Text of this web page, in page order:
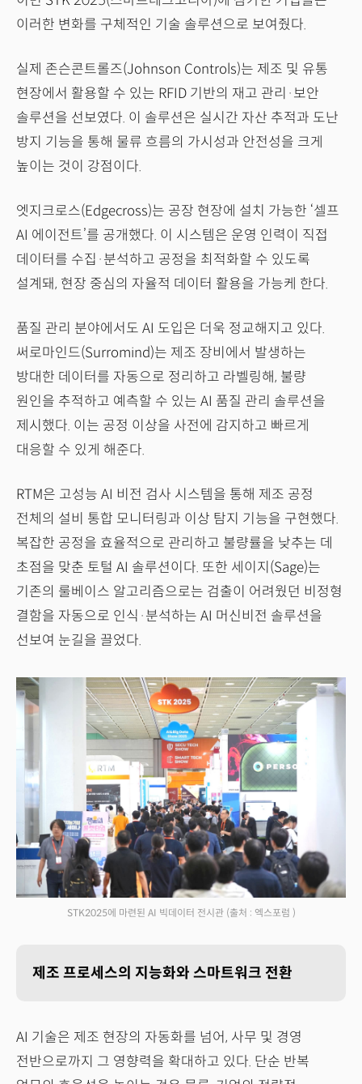
이러한 변화를 구체적인 기술 솔루션으로 보여줬다.
실제 존슨콘트롤즈(Johnson Controls)는 제조 및 유통
현장에서 활용할 수 있는 RFID 기반의 재고 관리·보안
솔루션을 선보였다. 이 솔루션은 실시간 자산 추적과 도난
방지 기능을 통해 물류 흐름의 가시성과 안전성을 크게
높이는 것이 강점이다.
엣지크로스(Edgecross)는 공장 현장에 설치 가능한 ‘셀프
AI 에이전트’를 공개했다. 이 시스템은 운영 인력이 직접
데이터를 수집·분석하고 공정을 최적화할 수 있도록
설계돼, 현장 중심의 자율적 데이터 활용을 가능케 한다.
품질 관리 분야에서도 AI 도입은 더욱 정교해지고 있다.
써로마인드(Surromind)는 제조 장비에서 발생하는
방대한 데이터를 자동으로 정리하고 라벨링해, 불량
원인을 추적하고 예측할 수 있는 AI 품질 관리 솔루션을
제시했다. 이는 공정 이상을 사전에 감지하고 빠르게
대응할 수 있게 해준다.
RTM은 고성능 AI 비전 검사 시스템을 통해 제조 공정
전체의 설비 통합 모니터링과 이상 탐지 기능을 구현했다.
복잡한 공정을 효율적으로 관리하고 불량률을 낮추는 데
초점을 맞춘 토털 AI 솔루션이다. 또한 세이지(Sage)는
기존의 룰베이스 알고리즘으로는 검출이 어려웠던 비정형
결함을 자동으로 인식·분석하는 AI 머신비전 솔루션을
선보여 눈길을 끌었다.
STK2025에 마련된 AI 빅데이터 전시관 (출처 : 엑스포럼 )
제조 프로세스의 지능화와 스마트워크 전환
AI 기술은 제조 현장의 자동화를 넘어, 사무 및 경영
전반으로까지 그 영향력을 확대하고 있다. 단순 반복